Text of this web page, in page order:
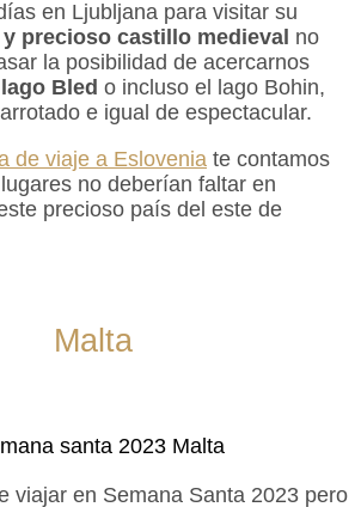
en Ljubljana para visitar su
precioso castillo medieval no
la posibilidad de acercarnos
Bled o incluso el lago Bohin,
e igual de espectacular.
de viaje a Eslovenia te contamos
no deberían faltar en
precioso país del este de
Malta
viajar en Semana Santa 2023 pero